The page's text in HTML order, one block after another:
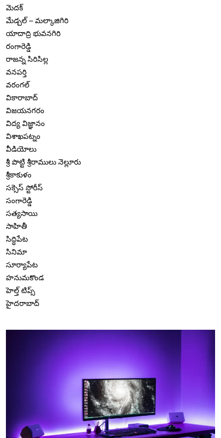
మెదక్
మేడ్చల్ – మల్కాజిగిరి
యాదాద్రి భువనగిరి
రంగారెడ్డి
రాజన్న సిరిసిల్ల
వనపర్తి
వరంగల్
వికారాబాద్
విజయనగరం
విద్య విజ్ఞానం
విశాఖపట్నం
వీడియోలు
శ్రీ పొట్టి శ్రీరాములు నెల్లూరు
శ్రీకాకుళం
సక్సెస్ స్టోరీస్
సంగారెడ్డి
సత్యసాయి
సాహితీ
సిద్ధిపేట
సినిమా
సూర్యాపేట
హనుమకొండ
హెల్త్ టిప్స్
హైదరాబాద్